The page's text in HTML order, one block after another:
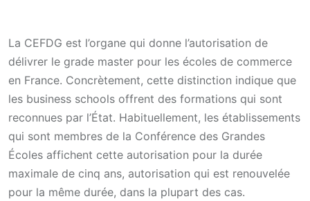
La CEFDG est l’organe qui donne l’autorisation de
délivrer le grade master pour les écoles de commerce
en France. Concrètement, cette distinction indique que
les business schools offrent des formations qui sont
reconnues par l’État. Habituellement, les établissements
qui sont membres de la Conférence des Grandes
Écoles affichent cette autorisation pour la durée
maximale de cinq ans, autorisation qui est renouvelée
pour la même durée, dans la plupart des cas.